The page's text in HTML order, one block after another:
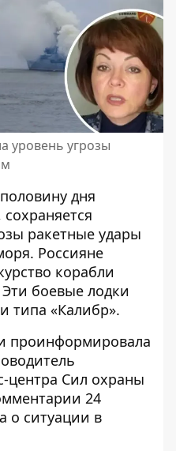
уровень угрозы
дня
ракетные удары
Россияне
корабли
боевые лодки
типа «Калибр».
проинформировала
центра Сил охраны
24
о ситуации в